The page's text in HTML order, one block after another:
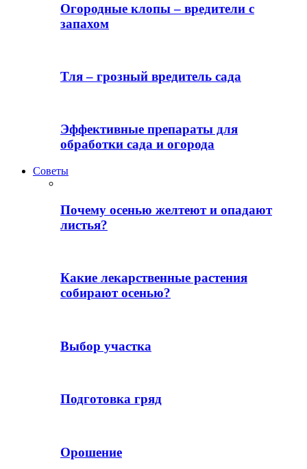
Огородные клопы – вредители с
запахом
Тля – грозный вредитель сада
Эффективные препараты для
обработки сада и огорода
Советы
Почему осенью желтеют и опадают
листья?
Какие лекарственные растения
собирают осенью?
Выбор участка
Подготовка гряд
Орошение